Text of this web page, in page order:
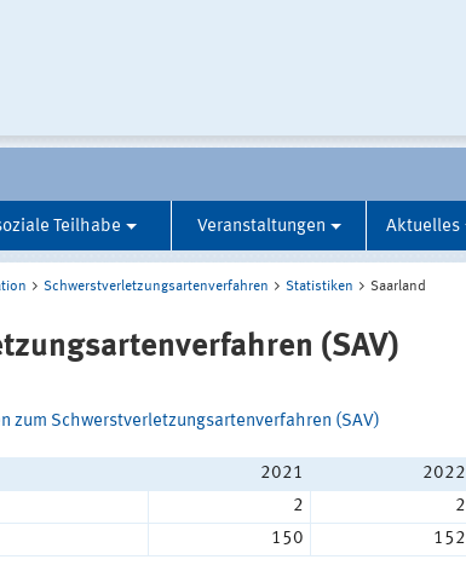
Teilhabe Veranstaltungen Aktuelles
Schwerstverletzungsartenverfahren Statistiken Saarland
(SAV)
zum Schwerstverletzungsartenverfahren (SAV)
2021 2022
2 2
150 152